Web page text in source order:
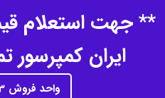
** جهت استعلام
ایران
واحد فروش 55905213-021